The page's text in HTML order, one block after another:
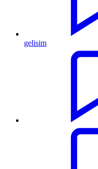
gelisim